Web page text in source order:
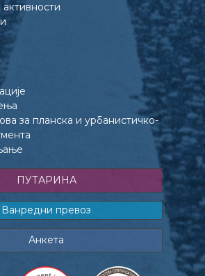
за планска и урбанистичко-
ПУТАРИНА
Ванредни превоз
Анкета